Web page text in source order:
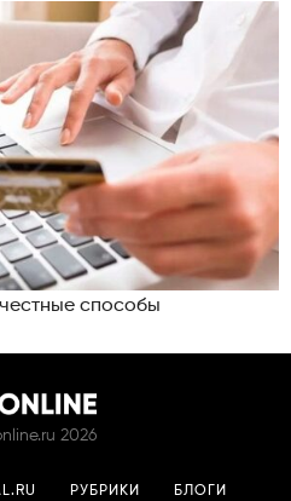
способы
2026
РУБРИКИ БЛОГИ